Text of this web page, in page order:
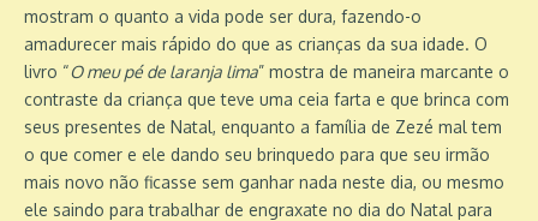
mostram o quanto a vida pode ser dura, fazendo-o
amadurecer mais rápido do que as crianças da sua idade. O
livro “O meu pé de laranja lima” mostra de maneira marcante o
contraste da criança que teve uma ceia farta e que brinca com
seus presentes de Natal, enquanto a família de Zezé mal tem
o que comer e ele dando seu brinquedo para que seu irmão
mais novo não ficasse sem ganhar nada neste dia, ou mesmo
ele saindo para trabalhar de engraxate no dia do Natal para